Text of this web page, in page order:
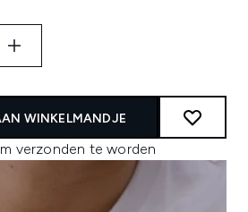
WINKELMANDJE
verzonden te worden